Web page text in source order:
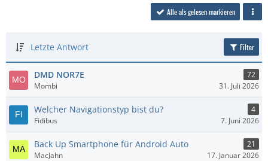
Alle als gelesen markieren
Letzte Antwort Filter
DMD NOR7E
72
Mombi
31. Juli 2026
Welcher Navigationstyp bist du?
4
Fidibus
7. Juni 2026
Back Up Smartphone für Android Auto
21
MacJahn
17. Januar 2026